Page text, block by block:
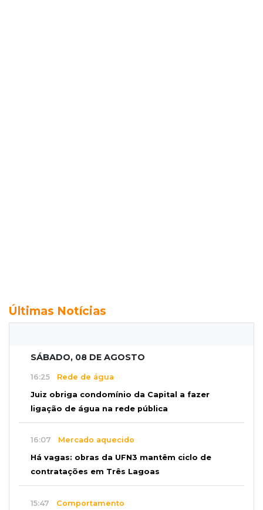
Últimas Notícias
SÁBADO, 08 DE AGOSTO
16:25 Rede de água
Juiz obriga condomínio da Capital a fazer
ligação de água na rede pública
16:07 Mercado aquecido
Há vagas: obras da UFN3 mantêm ciclo de
contratações em Três Lagoas
15:47 Comportamento